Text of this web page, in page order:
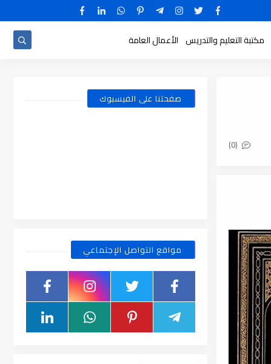
مكتبة التعليم والتدريس الأعمال العامة
(0)
صفحتنا على الفيسبوك
مواقع التواصل الإجتماعي